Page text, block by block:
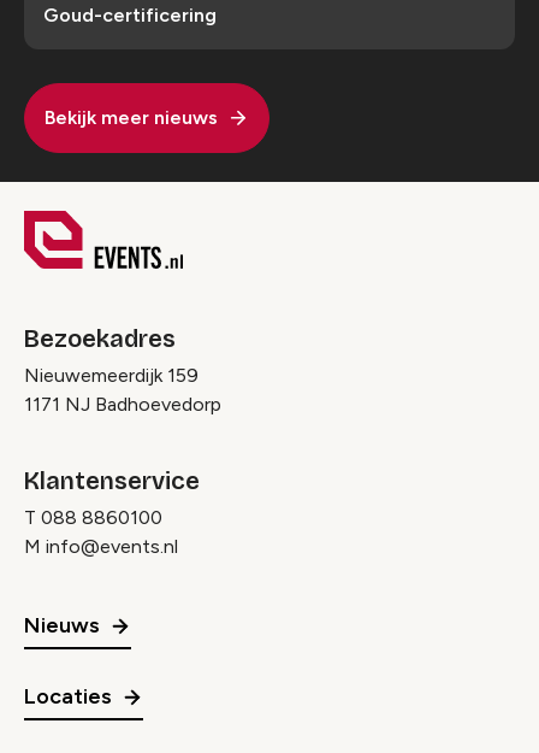
Goud-certificering
Bekijk meer nieuws
Bezoekadres
Nieuwemeerdijk 159
1171 NJ Badhoevedorp
Klantenservice
T 088 8860100
M info@events.nl
Nieuws
Locaties